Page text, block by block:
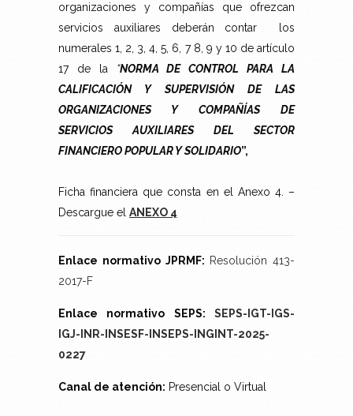
organizaciones y compañías que ofrezcan
servicios auxiliares deberán contar los
numerales 1, 2, 3, 4, 5, 6, 7 8, 9 y 10 de artículo
17 de la “NORMA DE CONTROL PARA LA
CALIFICACIÓN Y SUPERVISIÓN DE LAS
ORGANIZACIONES Y COMPAÑÍAS DE
SERVICIOS AUXILIARES DEL SECTOR
FINANCIERO POPULAR Y SOLIDARIO”,
Ficha financiera que consta en el Anexo 4. –
Descargue el ANEXO 4
Enlace normativo JPRMF: Resolución 413-
2017-F
Enlace normativo SEPS: SEPS-IGT-IGS-
IGJ-INR-INSESF-INSEPS-INGINT-2025-
0227
Canal de atención: Presencial o Virtual